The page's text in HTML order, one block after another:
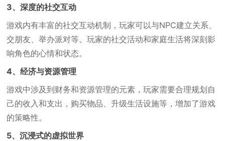
3、深度的社交互动
游戏内有丰富的社交互动机制，玩家可以与NPC建立关系、
交朋友、举办派对等。玩家的社交活动和家庭生活将深刻影
响角色的心情和状态。
4、经济与资源管理
游戏中涉及到财务和资源管理的元素，玩家需要合理规划自
己的收入和支出，购买物品、升级生活设施等，增加了游戏
的策略性。
5、沉浸式的虚拟世界